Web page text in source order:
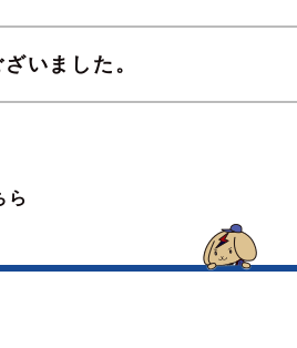
いました。
ら